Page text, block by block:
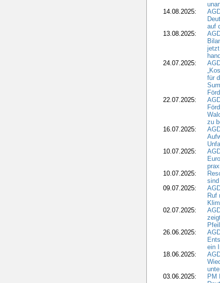
14.08.2025:
auf
13.08.2025:
24.07.2025:
für
22.07.2025:
zu
16.07.2025:
10.07.2025:
10.07.2025:
09.07.2025:
Ruf
02.07.2025:
26.06.2025:
ein
18.06.2025:
03.06.2025:
PM